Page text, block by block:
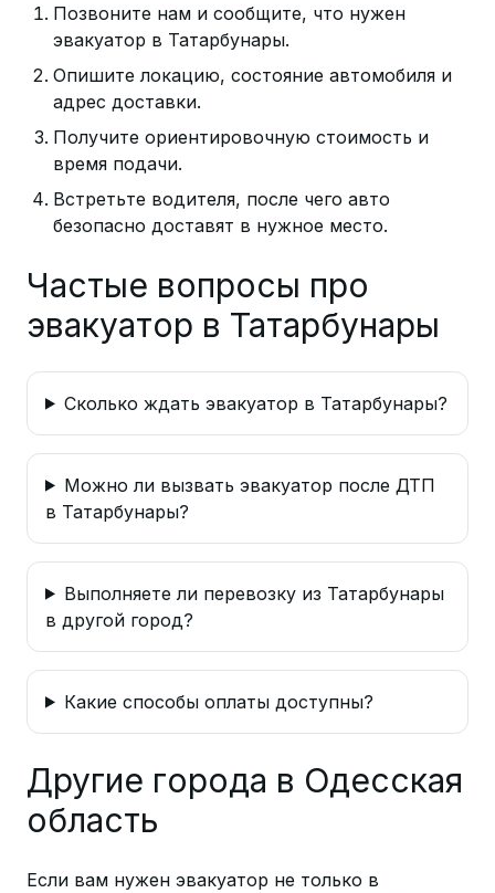
Позвоните нам и сообщите, что нужен
эвакуатор в Татарбунары.
Опишите локацию, состояние автомобиля и
адрес доставки.
Получите ориентировочную стоимость и
время подачи.
Встретьте водителя, после чего авто
безопасно доставят в нужное место.
Частые вопросы про
эвакуатор в Татарбунары
Сколько ждать эвакуатор в Татарбунары?
Можно ли вызвать эвакуатор после ДТП
в Татарбунары?
Выполняете ли перевозку из Татарбунары
в другой город?
Какие способы оплаты доступны?
Другие города в Одесская
область
Если вам нужен эвакуатор не только в